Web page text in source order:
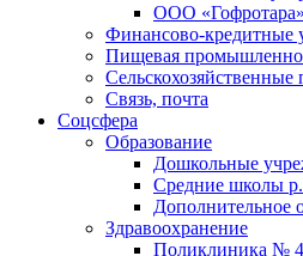
ООО «Гофротара»
Финансово-кредитные
Пищевая
Сельскохозяйственные
Связь, почта
Соцсфера
Образование
Дошкольные
Средние школы
Дополнительное
Здравоохранение
Поликлиника № 4